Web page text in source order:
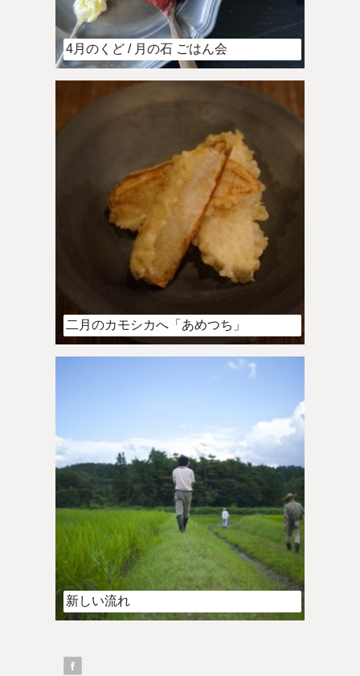
4月のくど / 月の石 ごはん会
二月のカモシカへ「あめつち」
新しい流れ